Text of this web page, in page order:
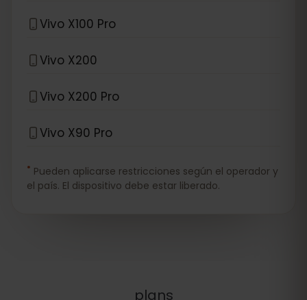
Vivo X100 Pro
Vivo X200
Vivo X200 Pro
Vivo X90 Pro
* Pueden aplicarse restricciones según el operador y
el país. El dispositivo debe estar liberado.
plans